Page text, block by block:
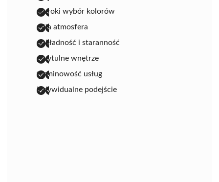
szeroki wybór kolorów
miła atmosfera
dokładność i staranność
przytulne wnętrze
terminowość usług
indywidualne podejście